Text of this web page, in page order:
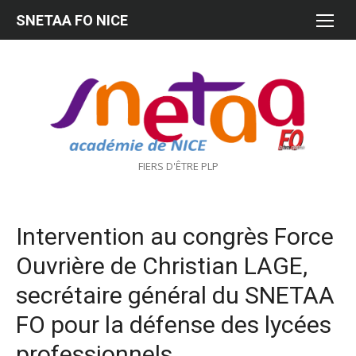
FIERS D'ÊTRE PLP
SNETAA FO NICE
Intervention au congrès Force
Ouvrière de Christian LAGE,
secrétaire général du SNETAA
FO pour la défense des lycées